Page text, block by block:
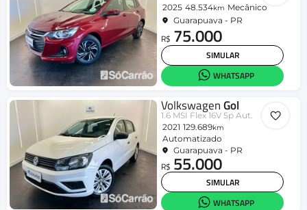
2025 48.534km Mecânico
Guarapuava - PR
R$ 75.000
SIMULAR
WHATSAPP
VolkswagenGol
1.6 MSI Flex 16V 5p Aut.
2021 129.689km
Automatizado
Guarapuava - PR
R$ 55.000
SIMULAR
WHATSAPP